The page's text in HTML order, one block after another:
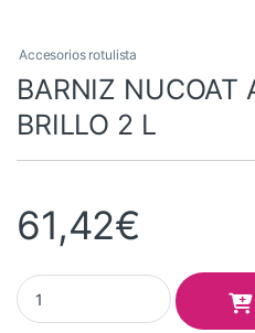
Accesorios rotulista
BARNIZ
BRILLO 2 L
61,42€
BARNIZ NUCOAT AQUA 500-